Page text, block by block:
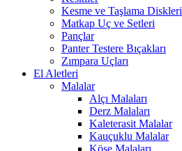
Kesme ve Taşlama Diskleri
Matkap Uç ve Setleri
Pançlar
Panter Testere Bıçakları
Zımpara Uçları
El Aletleri
Malalar
Alçı Malaları
Derz Malaları
Kaleterasit Malalar
Kauçuklu Malalar
Köşe Malaları